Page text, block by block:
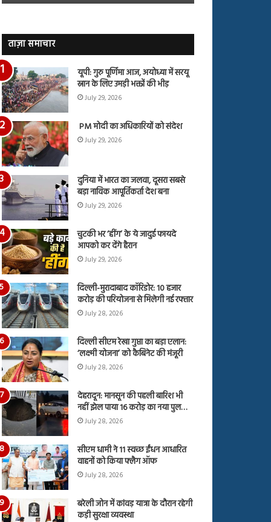
जारी,
बहस
का
ताज़ा समाचार
यूपी: गुरु पूर्णिमा आज, अयोध्या में सरयू
स्नान के लिए उमड़ी भक्तों की भीड़
July 29, 2026
PM मोदी का अधिकारियों को संदेश
July 29, 2026
दुनिया में भारत का जलवा, दूसरा सबसे
बड़ा नाविक आपूर्तिकर्ता देश बना
July 29, 2026
चुटकी भर ‘हींग’ के ये जादुई फायदे
आपको कर देंगे हैरान
July 29, 2026
दिल्ली-मुरादाबाद कॉरिडोर: 10 हजार
करोड़ की परियोजना से मिलेगी नई रफ्तार
July 28, 2026
दिल्ली सीएम रेखा गुप्ता का बड़ा एलान:
‘लक्ष्मी योजना’ को कैबिनेट की मंजूरी
July 28, 2026
देहरादून: मानसून की पहली बारिश भी
नहीं झेल पाया 16 करोड़ का नया पुल…
July 28, 2026
सीएम धामी ने 11 स्वच्छ ईंधन आधारित
वाहनों को किया फ्लैग ऑफ
July 28, 2026
बरेली जोन में कांवड़ यात्रा के दौरान रहेगी
कड़ी सुरक्षा व्यवस्था